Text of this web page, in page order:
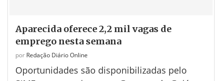
Aparecida oferece 2,2 mil vagas de
emprego nesta semana
por Redação Diário Online
Oportunidades são disponibilizadas pelo